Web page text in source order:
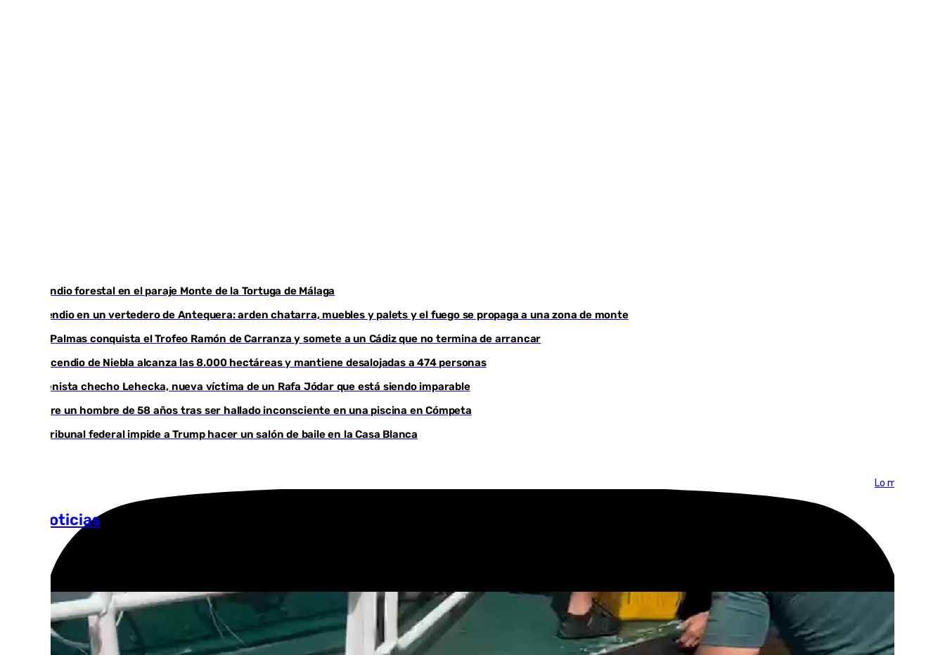
Youtube
Incendio forestal en el paraje Monte de la Tortuga de Málaga
Incendio en un vertedero de Antequera: arden chatarra, muebles y palets y el fuego se propaga a una zona de monte
Las Palmas conquista el Trofeo Ramón de Carranza y somete a un Cádiz que no termina de arrancar
El incendio de Niebla alcanza las 8.000 hectáreas y mantiene desalojadas a 474 personas
El tenista checho Lehecka, nueva víctima de un Rafa Jódar que está siendo imparable
Muere un hombre de 58 años tras ser hallado inconsciente en una piscina en Cómpeta
Un tribunal federal impide a Trump hacer un salón de baile en la Casa Blanca
Lo más visto >
Más noticias